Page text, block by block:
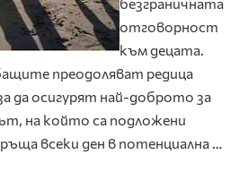
отговорност
към децата.
преодоляват редица
да осигурят най-доброто за
на който са подложени
всеки ден в потенциална …